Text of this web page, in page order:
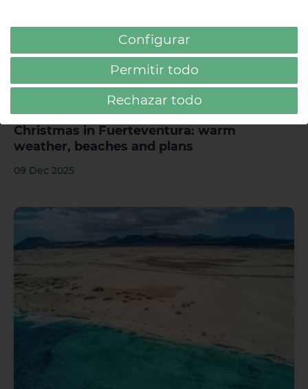
FUERTEVENTURA
HD LOBOS NATURA FUERTEVENTURA
Christmas in Fuerteventura: warm
weather, beaches and plans
09 Dec 2025
Configurar
Permitir todo
Rechazar todo